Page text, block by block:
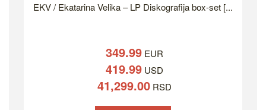
EKV / Ekatarina Velika – LP Diskografija box-set [...
349.99 EUR
419.99 USD
41,299.00 RSD